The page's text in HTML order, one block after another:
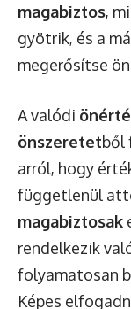
magabiztos,
gyötrik, és a
megerősítse
A valódi
önszeretetből
arról, hogy
függetlenül
magabiztosak
rendelkezik
folyamatosan
Képes